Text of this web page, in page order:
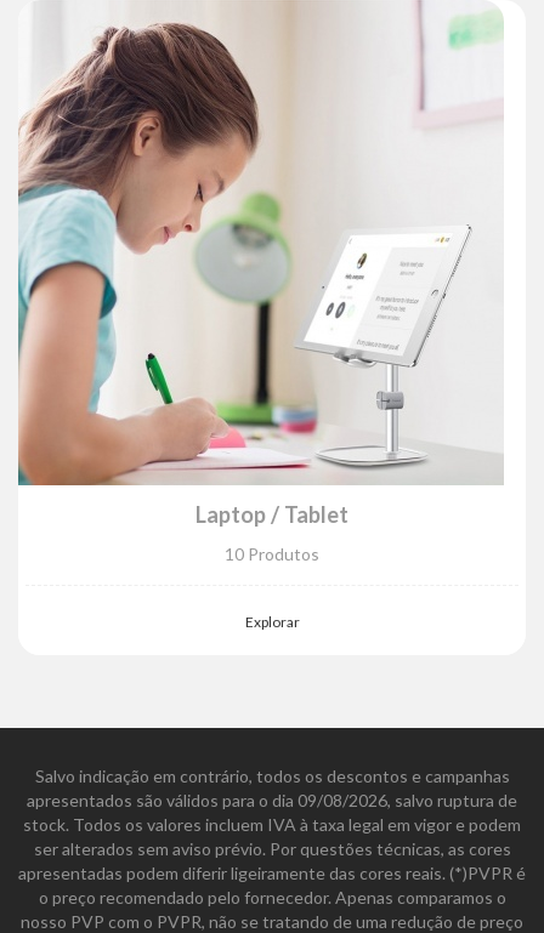
Laptop / Tablet
10 Produtos
Explorar
Salvo indicação em contrário, todos os descontos e campanhas
apresentados são válidos para o dia 09/08/2026, salvo ruptura de
stock. Todos os valores incluem IVA à taxa legal em vigor e podem
ser alterados sem aviso prévio. Por questões técnicas, as cores
apresentadas podem diferir ligeiramente das cores reais. (*)PVPR é
o preço recomendado pelo fornecedor. Apenas comparamos o
nosso PVP com o PVPR, não se tratando de uma redução de preço